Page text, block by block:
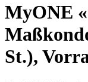
MyONE
St.),